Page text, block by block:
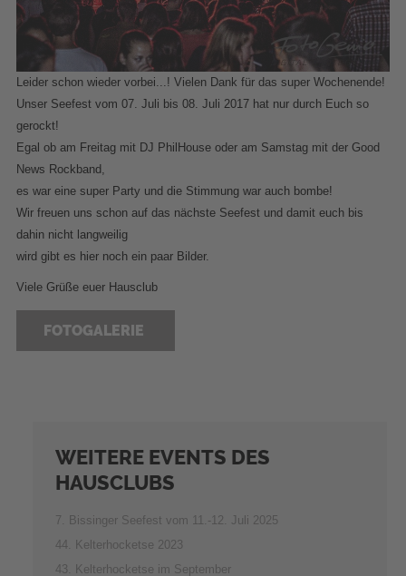
Leider schon wieder vorbei...! Vielen Dank für das super Wochenende!
Unser Seefest vom 07. Juli bis 08. Juli 2017 hat nur durch Euch so
gerockt!
Egal ob am Freitag mit DJ PhilHouse oder am Samstag mit der Good
News Rockband,
es war eine super Party und die Stimmung war auch bombe!
Wir freuen uns schon auf das nächste Seefest und damit euch bis
dahin nicht langweilig
wird gibt es hier noch ein paar Bilder.
Viele Grüße euer Hausclub
FOTOGALERIE
WEITERE EVENTS DES
HAUSCLUBS
7. Bissinger Seefest vom 11.-12. Juli 2025
44. Kelterhocketse 2023
43. Kelterhocketse im September